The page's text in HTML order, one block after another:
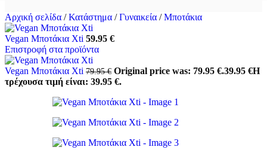
Αρχική σελίδα / Κατάστημα / Γυναικεία / Μποτάκια
Vegan Μποτάκια Xti 59.95 €
Επιστροφή στα προϊόντα
Vegan Μποτάκια Xti 79.95€ Original price was: 79.95 €.39.95 €Η
τρέχουσα τιμή είναι: 39.95 €.